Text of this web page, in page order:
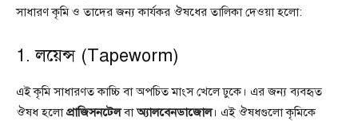
সাধারণ কৃমি ও তাদের জন্য কার্যকর ঔষধের তালিকা দেওয়া হলো:
1. লয়েন্স (Tapeworm)
এই কৃমি সাধারণত কাচ্চি বা অপচিত মাংস খেলে ঢুকে। এর জন্য ব্যবহৃত
ঔষধ হলোপ্রাজিসনটেলবাঅ্যালবেনডাজোল। এই ঔষধগুলো কৃমিকে